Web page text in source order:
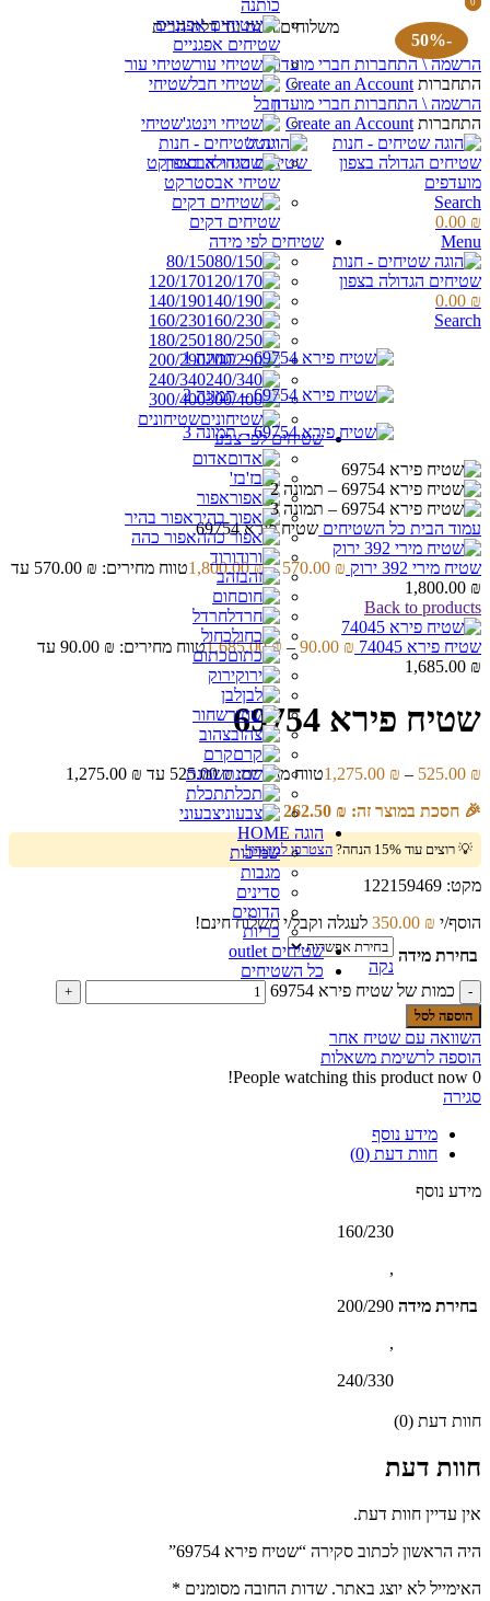
משלוחים חינם עד דלת הבית
הרשמה \ התחברות חברי מועדון
התחברות Create an Account
הרשמה \ התחברות חברי מועדון
התחברות Create an Account
מועדפים
Search
0
0.00 ₪
Menu
0
0.00 ₪
Search
כותנה
שטיחים אפגניים
שטיחי עור
שטיחי
חבל
שטיחי
וינטג'
שטיחי אבסטרקט
שטיחים דקים
שטיחים לפי מידה
80/150
120/170
140/190
160/230
180/250
200/290
240/340
300/400
שטיחונים
שטיחים לפי צבע
אדום
בז'
אפור
אפור בהיר
אפור כהה
ורוד
זהב
חום
חרדל
כחול
כתום
ירוק
לבן
שחור
צהוב
קרם
שמנת
תכלת
צבעוני
הוגה HOME
שמיכות
מגבות
סדינים
הדומים
כריות
שטיחים outlet
כל השטיחים
-50%
עמוד הבית כל השטיחים שטיח פירא 69754
שטיח מירי 392 ירוק 570.00 ₪
–
1,800.00₪
טווח מחירים: ⁦570.00 ₪⁩ עד
Back to products
שטיח פירא 74045 90.00 ₪
–
1,685.00₪
טווח מחירים: ⁦90.00 ₪⁩ עד
שטיח פירא 69754
525.00 ₪
–
1,275.00 ₪
טווח מחירים: ⁦525.00 ₪⁩ עד ⁦1,275.00 ₪⁩
🎉 חסכת במוצר זה:
262.50 ₪
💡 רוצים עוד 15% הנחה? הצטרפו למועדון!
מקט: 122159469
הוסף/י
350.00 ₪
לעגלה וקבל/י משלוח חינם!
בחירת מידה
נקה
כמות של שטיח פירא 69754
הוספה לסל
השוואה עם שטיח אחר
הוספה לרשימת משאלות
0
People watching this product now!
סגירה
מידע נוסף
חוות דעת (0)
מידע נוסף
בחירת מידה
160/230
,
200/290
,
240/330
חוות דעת (0)
חוות דעת
אין עדיין חוות דעת.
היה הראשון לכתוב סקירה “שטיח פירא 69754”
האימייל לא יוצג באתר. שדות החובה מסומנים *